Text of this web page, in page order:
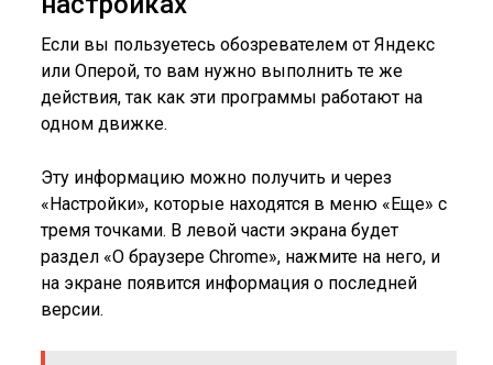
Если вы пользуетесь обозревателем от Яндекс
или Оперой, то вам нужно выполнить те же
действия, так как эти программы работают на
одном движке.
Эту информацию можно получить и через
«Настройки», которые находятся в меню «Еще» с
тремя точками. В левой части экрана будет
раздел «О браузере Chrome», нажмите на него, и
на экране появится информация о последней
версии.